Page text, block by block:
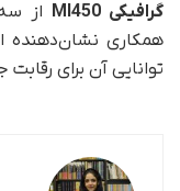
گرافیکی MI450
توانایی آن برای